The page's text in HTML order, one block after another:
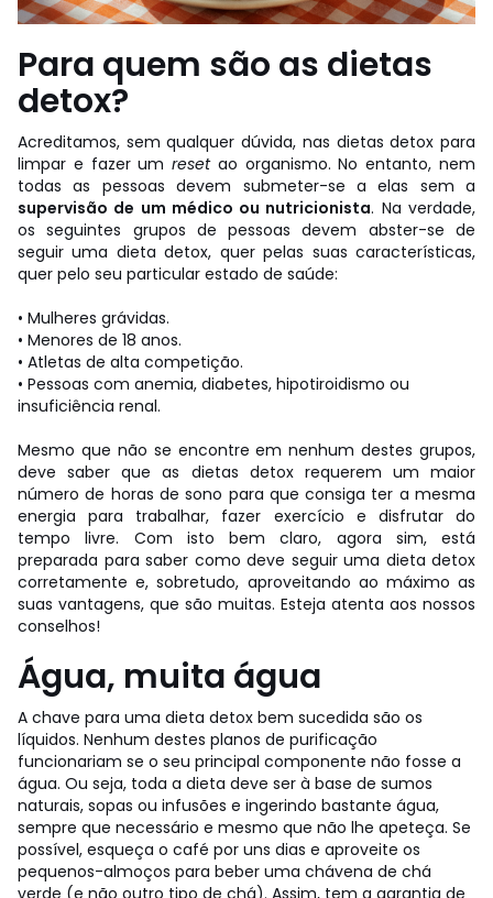
Para quem são as dietas
detox?
Acreditamos, sem qualquer dúvida, nas dietas detox para
limpar e fazer umresetao organismo. No entanto, nem
todas as pessoas devem submeter-se a elas sem a
supervisão de um médico ou nutricionista. Na verdade,
os seguintes grupos de pessoas devem abster-se de
seguir uma dieta detox, quer pelas suas características,
quer pelo seu particular estado de saúde:
• Mulheres grávidas.
• Menores de 18 anos.
• Atletas de alta competição.
• Pessoas com anemia, diabetes, hipotiroidismo ou
insuficiência renal.
Mesmo que não se encontre em nenhum destes grupos,
deve saber que as dietas detox requerem um maior
número de horas de sono para que consiga ter a mesma
energia para trabalhar, fazer exercício e disfrutar do
tempo livre. Com isto bem claro, agora sim, está
preparada para saber como deve seguir uma dieta detox
corretamente e, sobretudo, aproveitando ao máximo as
suas vantagens, que são muitas. Esteja atenta aos nossos
conselhos!
Água, muita água
A chave para uma dieta detox bem sucedida são os
líquidos. Nenhum destes planos de purificação
funcionariam se o seu principal componente não fosse a
água. Ou seja, toda a dieta deve ser à base de sumos
naturais, sopas ou infusões e ingerindo bastante água,
sempre que necessário e mesmo que não lhe apeteça. Se
possível, esqueça o café por uns dias e aproveite os
pequenos-almoços para beber uma chávena de chá
verde (e não outro tipo de chá). Assim, tem a garantia de